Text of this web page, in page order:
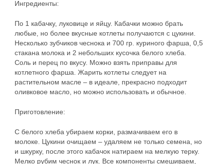
Ингредиенты:
По 1 кабачку, луковице и яйцу. Кабачки можно брать
любые, но более вкусные котлеты получаются с цукини.
Несколько зубчиков чеснока и 700 гр. куриного фарша, 0,5
стакана молока и 2 небольших кусочка белого хлеба.
Соль и перец по вкусу. Можно взять приправы для
котлетного фарша. Жарить котлеты следует на
растительном масле – в идеале, прекрасно подходит
оливковое масло, но можно использовать и обычное.
Приготовление:
С белого хлеба убираем корки, размачиваем его в
молоке. Цукини очищаем – удаляем не только семена, но
и шкурку, после этого кабачок натираем на мелкую терку.
Мелко рубим чеснок и лук. Все компоненты смешиваем,